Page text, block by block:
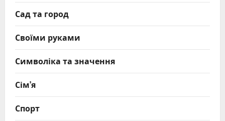
Сад та город
Своїми руками
Символіка та значення
Сім’я
Спорт